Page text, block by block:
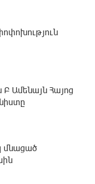
Բ Ամենայն Հայոց
մնացած